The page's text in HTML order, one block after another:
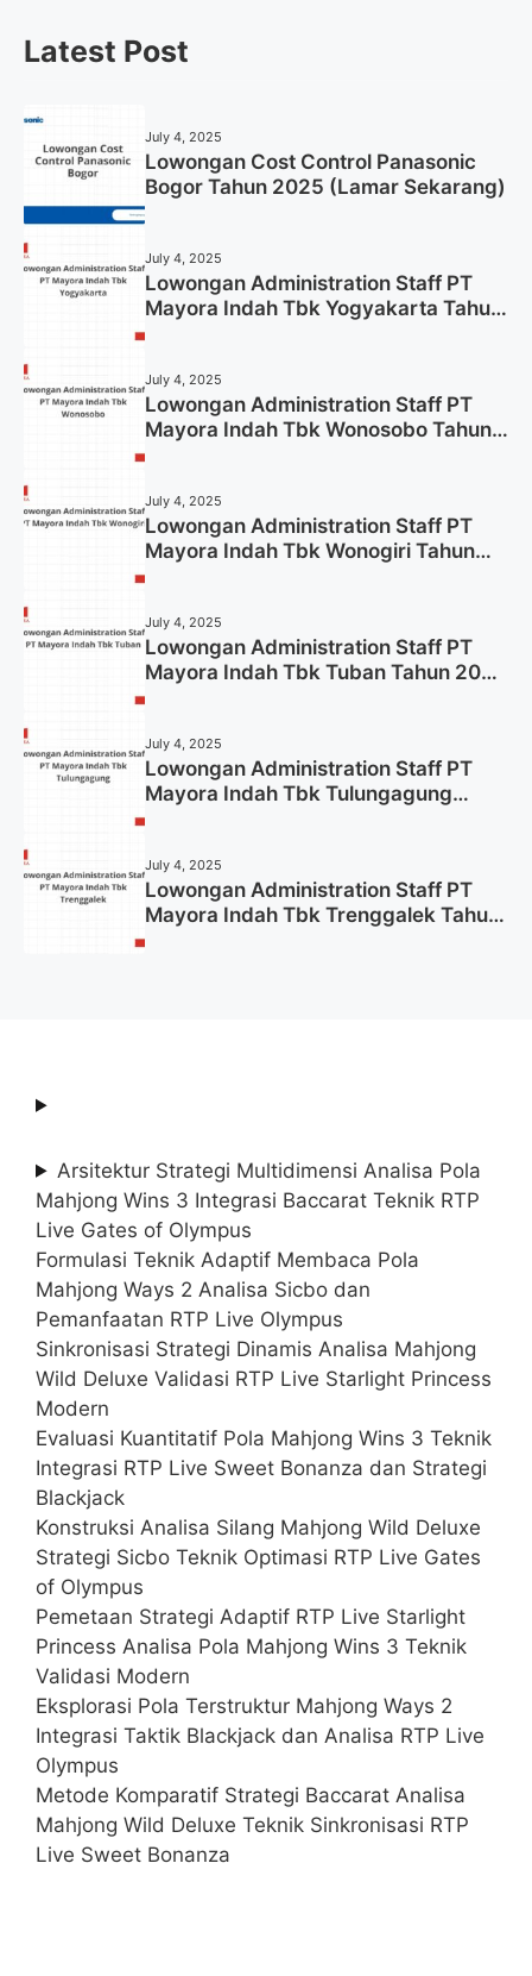
Latest Post
July 4, 2025
Lowongan Cost Control Panasonic
Bogor Tahun 2025 (Lamar Sekarang)
July 4, 2025
Lowongan Administration Staff PT
Mayora Indah Tbk Yogyakarta Tahun
July 4, 2025
Lowongan Administration Staff PT
Mayora Indah Tbk Wonosobo Tahun
July 4, 2025
Lowongan Administration Staff PT
Mayora Indah Tbk Wonogiri Tahun
July 4, 2025
Lowongan Administration Staff PT
Mayora Indah Tbk Tuban Tahun 2025
July 4, 2025
Lowongan Administration Staff PT
Mayora Indah Tbk Tulungagung
July 4, 2025
Lowongan Administration Staff PT
Mayora Indah Tbk Trenggalek Tahun
Arsitektur Strategi Multidimensi Analisa Pola
Mahjong Wins 3 Integrasi Baccarat Teknik RTP
Live Gates of Olympus
Formulasi Teknik Adaptif Membaca Pola
Mahjong Ways 2 Analisa Sicbo dan
Pemanfaatan RTP Live Olympus
Sinkronisasi Strategi Dinamis Analisa Mahjong
Wild Deluxe Validasi RTP Live Starlight Princess
Modern
Evaluasi Kuantitatif Pola Mahjong Wins 3 Teknik
Integrasi RTP Live Sweet Bonanza dan Strategi
Blackjack
Konstruksi Analisa Silang Mahjong Wild Deluxe
Strategi Sicbo Teknik Optimasi RTP Live Gates
of Olympus
Pemetaan Strategi Adaptif RTP Live Starlight
Princess Analisa Pola Mahjong Wins 3 Teknik
Validasi Modern
Eksplorasi Pola Terstruktur Mahjong Ways 2
Integrasi Taktik Blackjack dan Analisa RTP Live
Olympus
Metode Komparatif Strategi Baccarat Analisa
Mahjong Wild Deluxe Teknik Sinkronisasi RTP
Live Sweet Bonanza